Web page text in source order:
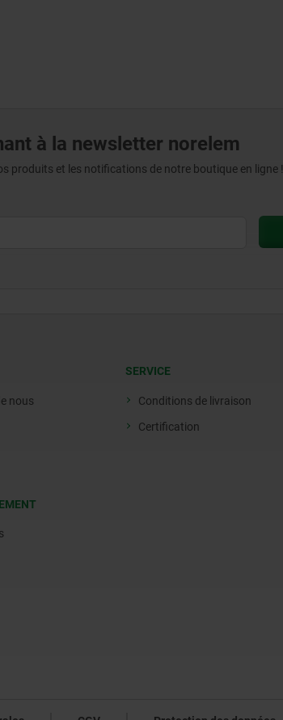
à la newsletter norelem
produits et les notifications de notre boutique en ligne !
nous
SERVICE
Conditions de livraison
Certification